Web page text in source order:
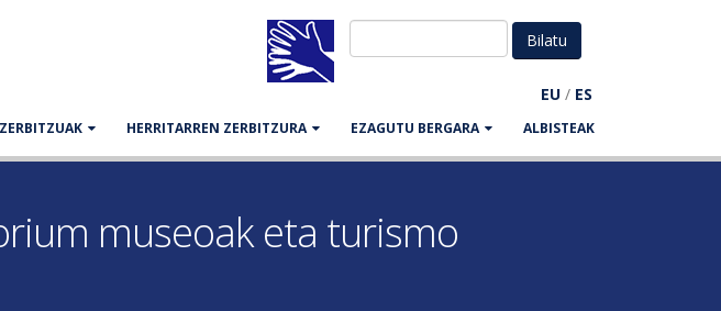
EU / ES
HERRITARREN ZERBITZURA EZAGUTU BERGARA ALBISTEAK
museoak eta turismo